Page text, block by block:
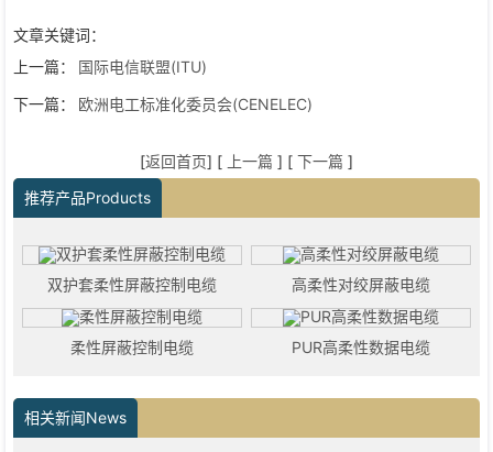
文章关键词：
上一篇：
国际电信联盟(ITU)
下一篇：
欧洲电工标准化委员会(CENELEC)
[返回首页] [ 上一篇 ] [ 下一篇 ]
推荐产品Products
双护套柔性屏蔽控制电缆 高柔性对绞屏蔽电缆
柔性屏蔽控制电缆 PUR高柔性数据电缆
相关新闻News